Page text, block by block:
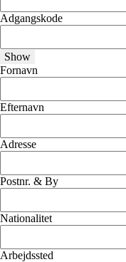
Adgangskode
Show
Fornavn
Efternavn
Adresse
Postnr. & By
Nationalitet
Arbejdssted